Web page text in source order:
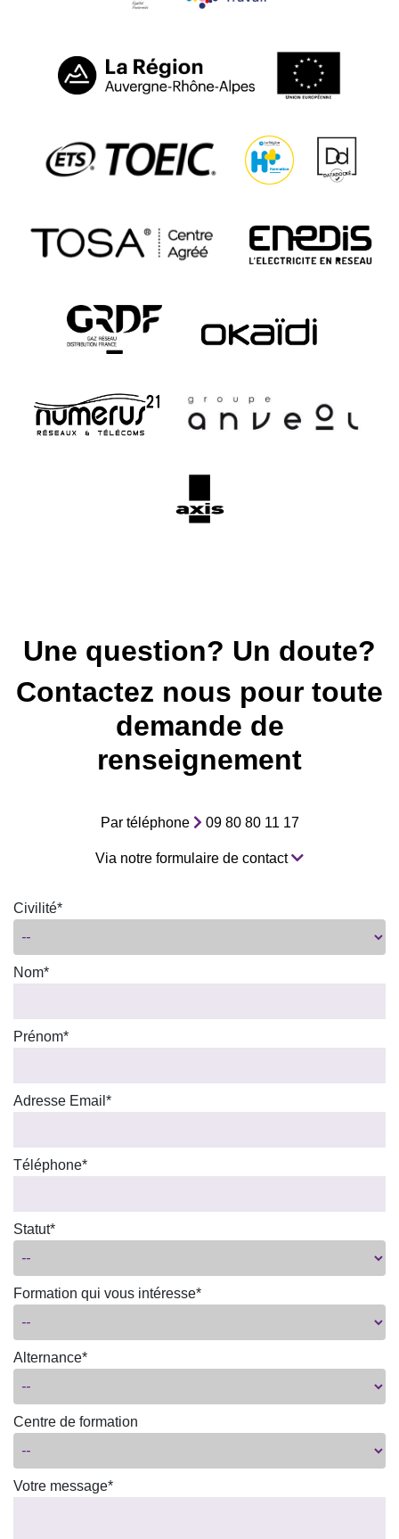
Une question? Un doute?
Contactez nous pour toute
demande de
renseignement
Par téléphone 09 80 80 11 17
Via notre formulaire de contact
Civilité*
Nom*
Prénom*
Adresse Email*
Téléphone*
Statut*
Formation qui vous intéresse*
Alternance*
Centre de formation
Votre message*